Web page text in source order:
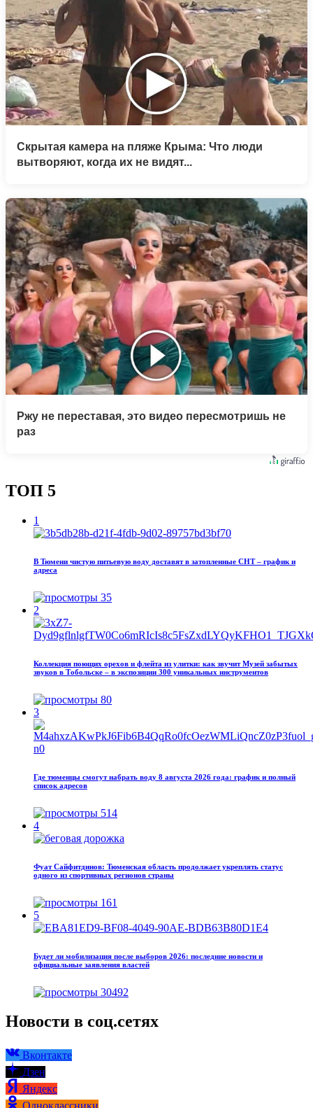
Скрытая камера на пляже Крыма: Что люди
вытворяют, когда их не видят...
Ржу не переставая, это видео пересмотришь не
раз
ТОП 5
1
В Тюмени чистую питьевую воду доставят в затопленные СНТ – график и
адреса
35
2
Коллекция поющих орехов и флейта из улитки: как звучит Музей забытых
звуков в Тобольске – в экспозиции 300 уникальных инструментов
80
3
Где тюменцы смогут набрать воду 8 августа 2026 года: график и полный
список адресов
514
4
Фуат Сайфитдинов: Тюменская область продолжает укреплять статус
одного из спортивных регионов страны
161
5
Будет ли мобилизация после выборов 2026: последние новости и
официальные заявления властей
30492
Новости в соц.сетях
Вконтакте
Дзен
Яндекс